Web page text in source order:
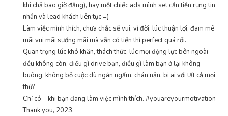
khi chả bao giờ đăng), hay một chiếc ads mình set cắn tiền rụng tin
nhắn và lead khách liên tục =)
Làm việc mình thích, chưa chắc sẽ vui, vì đời, lúc thuận lợi, đam mê
mãi vui mãi sướng mãi mà vẫn có tiền thì perfect quá rồi.
Quan trọng lúc khó khăn, thách thức, lúc mọi động lực bên ngoài
đều không còn, điều gì drive bạn, điều gì làm bạn ở lại không
buông, không bỏ cuộc dù ngán ngẩm, chán nản, bi ai với tất cả mọi
thứ?
Chỉ có – khi bạn đang làm việc mình thích. #youareyourmotivation
Thank you, 2023.